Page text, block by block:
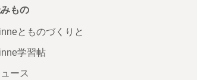
もの
とものづくりと
学習帖
ース